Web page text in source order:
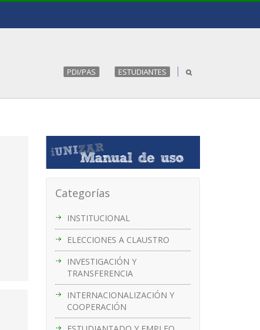
PDI/PAS ESTUDIANTES
Categorías
INSTITUCIONAL
ELECCIONES A CLAUSTRO
INVESTIGACIÓN Y
TRANSFERENCIA
INTERNACIONALIZACIÓN Y
COOPERACIÓN